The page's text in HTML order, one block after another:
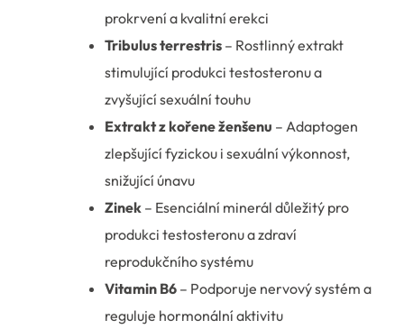
prokrvení a kvalitní erekci
Tribulus terrestris – Rostlinný extrakt
stimulující produkci testosteronu a
zvyšující sexuální touhu
Extrakt z kořene ženšenu – Adaptogen
zlepšující fyzickou i sexuální výkonnost,
snižující únavu
Zinek – Esenciální minerál důležitý pro
produkci testosteronu a zdraví
reprodukčního systému
Vitamin B6 – Podporuje nervový systém a
reguluje hormonální aktivitu